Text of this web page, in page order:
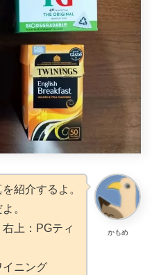
かもめ
紹介するよ。
。
上：PGティ
イニング